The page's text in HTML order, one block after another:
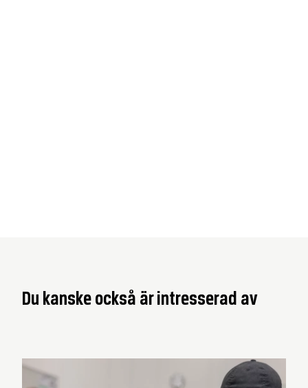
Du kanske också är intresserad av